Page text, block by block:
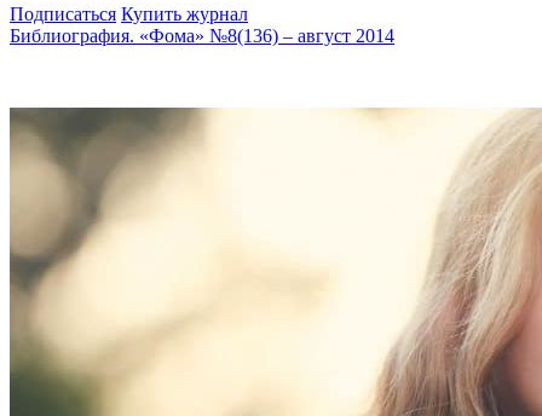
Подписаться Купить журнал
Библиография. «Фома» №8(136) – август 2014